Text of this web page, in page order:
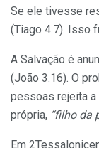
Se ele tivesse
(Tiago 4.7). Isso
A Salvação é
(João 3.16). O
pessoas rejeita a
própria, “filho da
Em